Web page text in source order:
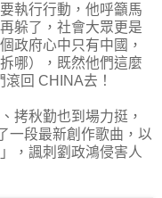
執行行動，他呼籲馬
躲了，社會大眾更是
政府心中只有中國，
哪），既然他們這麼
回 CHINA去！
拷秋勤也到場力挺，
一段最新創作歌曲，以
，諷刺劉政鴻侵害人